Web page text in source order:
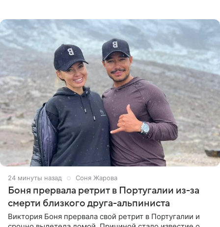
24 минуты назад Соня Жарова
Боня прервала ретрит в Португалии из-за
смерти близкого друга-альпиниста
Виктория Боня прервала свой ретрит в Португалии и